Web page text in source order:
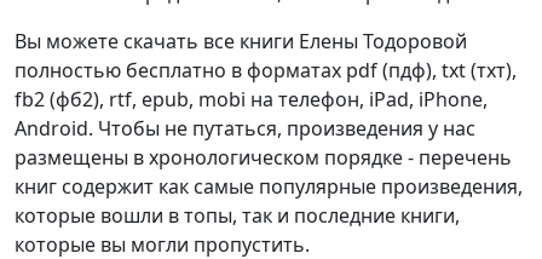
Вы можете скачать все книги Елены Тодоровой
полностью бесплатно в форматах pdf (пдф), txt (тхт),
fb2 (фб2), rtf, epub, mobi на телефон, iPad, iPhone,
Android. Чтобы не путаться, произведения у нас
размещены в хронологическом порядке - перечень
книг содержит как самые популярные произведения,
которые вошли в топы, так и последние книги,
которые вы могли пропустить.